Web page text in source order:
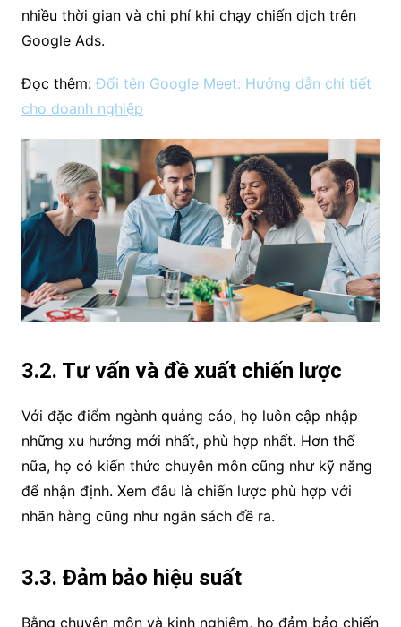
nhiều thời gian và chi phí khi chạy chiến dịch trên
Google Ads.
Đọc thêm: Đổi tên Google Meet: Hướng dẫn chi tiết
cho doanh nghiệp
3.2. Tư vấn và đề xuất chiến lược
Với đặc điểm ngành quảng cáo, họ luôn cập nhập
những xu hướng mới nhất, phù hợp nhất. Hơn thế
nữa, họ có kiến thức chuyên môn cũng như kỹ năng
để nhận định. Xem đâu là chiến lược phù hợp với
nhãn hàng cũng như ngân sách đề ra.
3.3. Đảm bảo hiệu suất
Bằng chuyên môn và kinh nghiệm, họ đảm bảo chiến